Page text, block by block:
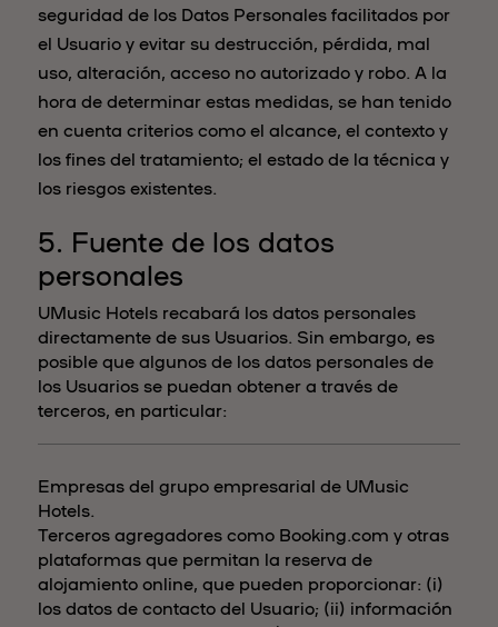
seguridad de los Datos Personales facilitados por
el Usuario y evitar su destrucción, pérdida, mal
uso, alteración, acceso no autorizado y robo. A la
hora de determinar estas medidas, se han tenido
en cuenta criterios como el alcance, el contexto y
los fines del tratamiento; el estado de la técnica y
los riesgos existentes.
5. Fuente de los datos
personales
UMusic Hotels recabará los datos personales
directamente de sus Usuarios. Sin embargo, es
posible que algunos de los datos personales de
los Usuarios se puedan obtener a través de
terceros, en particular:
Empresas del grupo empresarial de UMusic
Hotels.
Terceros agregadores como Booking.com y otras
plataformas que permitan la reserva de
alojamiento online, que pueden proporcionar: (i)
los datos de contacto del Usuario; (ii) información